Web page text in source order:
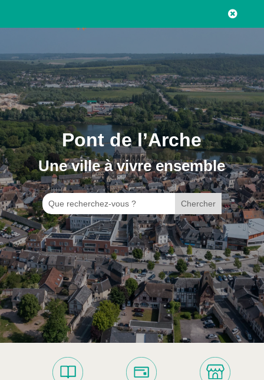

Pont de l’Arche
Une ville à vivre ensemble